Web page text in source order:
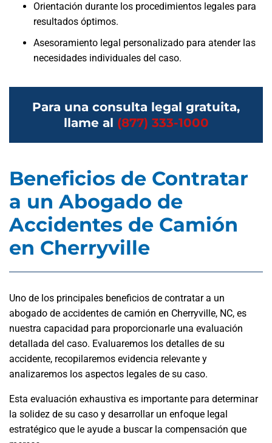
Orientación durante los procedimientos legales para
resultados óptimos.
Asesoramiento legal personalizado para atender las
necesidades individuales del caso.
Para una consulta legal gratuita,
llame al (877) 333-1000
Beneficios de Contratar
a un Abogado de
Accidentes de Camión
en Cherryville
Uno de los principales beneficios de contratar a un
abogado de accidentes de camión en Cherryville, NC, es
nuestra capacidad para proporcionarle una evaluación
detallada del caso. Evaluaremos los detalles de su
accidente, recopilaremos evidencia relevante y
analizaremos los aspectos legales de su caso.
Esta evaluación exhaustiva es importante para determinar
la solidez de su caso y desarrollar un enfoque legal
estratégico que le ayude a buscar la compensación que